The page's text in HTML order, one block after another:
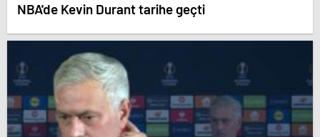
NBA'de Kevin Durant tarihe geçti